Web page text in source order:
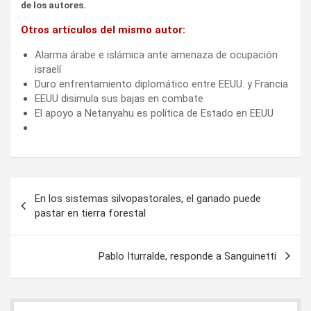
de los autores.
Otros artículos del mismo autor:
Alarma árabe e islámica ante amenaza de ocupación
israelí
Duro enfrentamiento diplomático entre EEUU. y Francia
EEUU disimula sus bajas en combate
El apoyo a Netanyahu es política de Estado en EEUU
de
entradas
En los sistemas silvopastorales, el ganado puede
pastar en tierra forestal
Pablo Iturralde, responde a Sanguinetti